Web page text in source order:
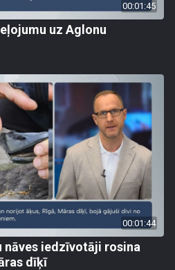
00:01:45
uz Aglonu
00:01:44
nāves iedzīvotāji rosina
dīķī